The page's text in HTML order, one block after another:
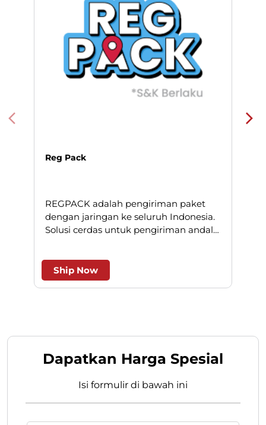
Reg Pack
REGPACK adalah pengiriman paket
dengan jaringan ke seluruh Indonesia.
Solusi cerdas untuk pengiriman andal
Ship Now
Dapatkan Harga Spesial
Isi formulir di bawah ini